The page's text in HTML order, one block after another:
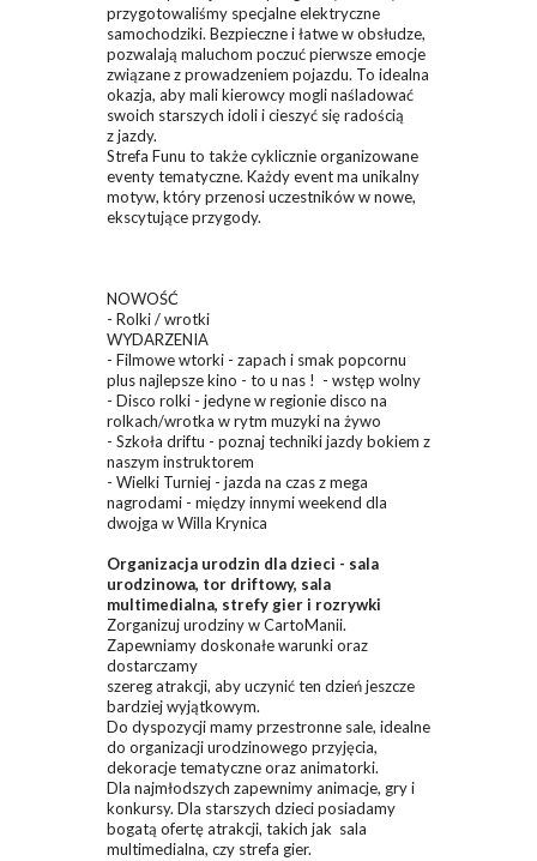
przygotowaliśmy specjalne elektryczne
samochodziki. Bezpieczne i łatwe w obsłudze,
pozwalają maluchom poczuć pierwsze emocje
związane z prowadzeniem pojazdu. To idealna
okazja, aby mali kierowcy mogli naśladować
swoich starszych idoli i cieszyć się radością
z jazdy.
Strefa Funu to także cyklicznie organizowane
eventy tematyczne. Każdy event ma unikalny
motyw, który przenosi uczestników w nowe,
ekscytujące przygody.
NOWOŚĆ
- Rolki / wrotki
WYDARZENIA
- Filmowe wtorki - zapach i smak popcornu
plus najlepsze kino - to u nas ! - wstęp wolny
- Disco rolki - jedyne w regionie disco na
rolkach/wrotka w rytm muzyki na żywo
- Szkoła driftu - poznaj techniki jazdy bokiem z
naszym instruktorem
- Wielki Turniej - jazda na czas z mega
nagrodami - między innymi weekend dla
dwojga w Willa Krynica
Organizacja urodzin dla dzieci - sala
urodzinowa, tor driftowy, sala
multimedialna, strefy gier i rozrywki
Zorganizuj urodziny w CartoManii.
Zapewniamy doskonałe warunki oraz
dostarczamy
szereg atrakcji, aby uczynić ten dzień jeszcze
bardziej wyjątkowym.
Do dyspozycji mamy przestronne sale, idealne
do organizacji urodzinowego przyjęcia,
dekoracje tematyczne oraz animatorki.
Dla najmłodszych zapewnimy animacje, gry i
konkursy. Dla starszych dzieci posiadamy
bogatą ofertę atrakcji, takich jak sala
multimedialna, czy strefa gier.